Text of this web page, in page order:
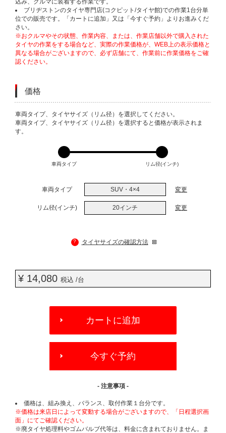
込み、クルマに装着する作業です。
ブリヂストンのタイヤ専門店(コクピット/タイヤ館)での作業1台分単
位での販売です。「カートに追加」又は「今すぐ予約」よりお進みくだ
さい。
※おクルマやその状態、作業内容、または、作業店舗以外で購入された
タイヤの作業をする場合など、実際の作業価格が、WEB上の表示価格と
異なる場合がございますので、必ず店舗にて、作業前に作業価格をご確
認ください。
価格
VARIATIONS
車両タイプ、タイヤサイズ（リム径）を選択してください。
車両タイプ、タイヤサイズ（リム径）を選択すると価格が表示されま
す。
車両タイプ リム径(インチ)
車両タイプ SUV・4×4 変更
リム径(インチ) 20インチ 変更
? タイヤサイズの確認方法
¥ 14,080 税込 /台
OPTIONS
カートに追加
今すぐ予約
- 注意事項 -
価格は、組み換え、バランス、取付作業１台分です。
※価格は来店日によって変動する場合がございますので、「日程選択画
面」にてご確認ください。
※廃タイヤ処理料やゴムバルブ代等は、料金に含まれておりません。ま